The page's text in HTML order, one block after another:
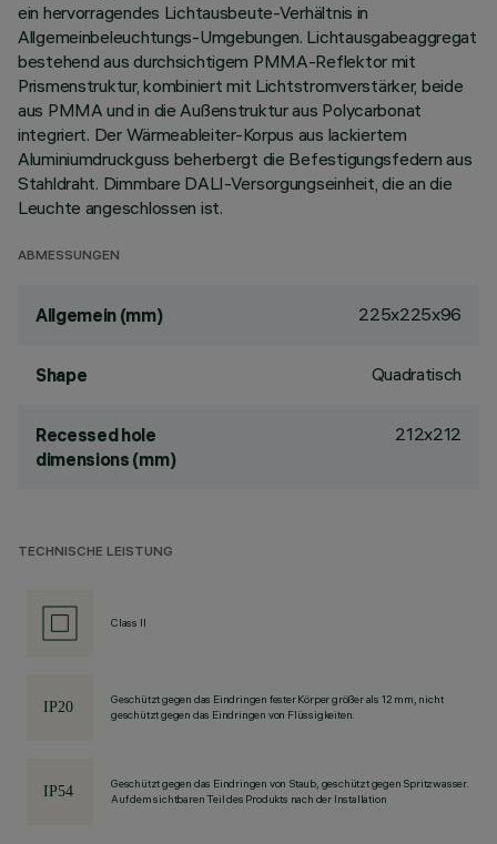
ein hervorragendes Lichtausbeute-Verhältnis in
Allgemeinbeleuchtungs-Umgebungen. Lichtausgabeaggregat
bestehend aus durchsichtigem PMMA-Reflektor mit
Prismenstruktur, kombiniert mit Lichtstromverstärker, beide
aus PMMA und in die Außenstruktur aus Polycarbonat
integriert. Der Wärmeableiter-Korpus aus lackiertem
Aluminiumdruckguss beherbergt die Befestigungsfedern aus
Stahldraht. Dimmbare DALI-Versorgungseinheit, die an die
Leuchte angeschlossen ist.
ABMESSUNGEN
Allgemein (mm) 225x225x96
Shape Quadratisch
Recessed hole
dimensions (mm)
212x212
TECHNISCHE LEISTUNG
Class II
Geschützt gegen das Eindringen fester Körper größer als 12 mm, nicht
geschützt gegen das Eindringen von Flüssigkeiten.
Geschützt gegen das Eindringen von Staub, geschützt gegen Spritzwasser.
Auf dem sichtbaren Teil des Produkts nach der Installation